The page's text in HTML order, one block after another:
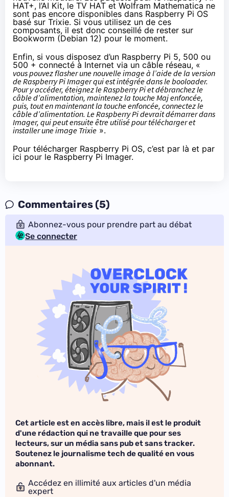
HAT+, l’AI Kit, le TV HAT et Wolfram Mathematica ne
sont pas encore disponibles dans Raspberry Pi OS
basé sur Trixie. Si vous utilisez un de ces
composants, il est donc conseillé de rester sur
Bookworm (Debian 12) pour le moment.
Enfin, si vous disposez d’un Raspberry Pi 5, 500 ou
500 + connecté à Internet via un câble réseau, «
vous pouvez flasher une nouvelle image à l’aide de la version
de Raspberry Pi Imager qui est intégrée dans le booloader.
Pour y accéder, éteignez le Raspberry Pi et débranchez le
câble d’alimentation, maintenez la touche Maj enfoncée,
puis, tout en maintenant la touche enfoncée, connectez le
câble d’alimentation. Le Raspberry Pi devrait démarrer dans
Imager, qui peut ensuite être utilisé pour télécharger et
installer une image Trixie ».
Pour télécharger Raspberry Pi OS, c’est par là et par
ici pour le Raspberry Pi Imager.
Commentaires (5)
Abonnez-vous pour prendre part au débat
Se connecter
Cet article est en accès libre, mais il est le produit
d'une rédaction qui ne travaille que pour ses
lecteurs, sur un média sans pub et sans tracker.
Soutenez le journalisme tech de qualité en vous
abonnant.
Accédez en illimité aux articles d'un média
expert